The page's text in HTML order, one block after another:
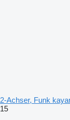
2-Achser, Funk
15